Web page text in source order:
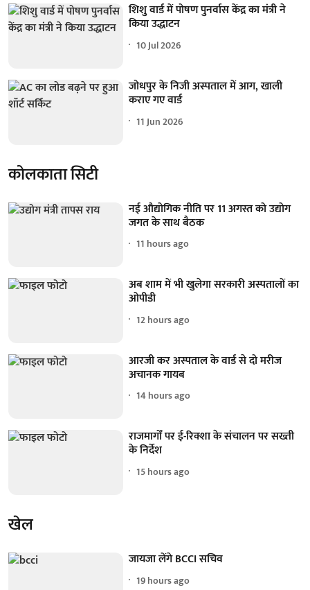
शिशु वार्ड में पोषण पुनर्वास केंद्र का मंत्री ने
किया उद्धाटन
10 Jul 2026
जोधपुर के निजी अस्पताल में आग, खाली
कराए गए वार्ड
11 Jun 2026
कोलकाता सिटी
नई औद्योगिक नीति पर 11 अगस्त को उद्योग
जगत के साथ बैठक
11 hours ago
अब शाम में भी खुलेगा सरकारी अस्पतालों का
ओपीडी
12 hours ago
आरजी कर अस्पताल के वार्ड से दो मरीज
अचानक गायब
14 hours ago
राजमार्गों पर ई-रिक्शा के संचालन पर सख्ती
के निर्देश
15 hours ago
खेल
जायजा लेंगे BCCI सचिव
19 hours ago